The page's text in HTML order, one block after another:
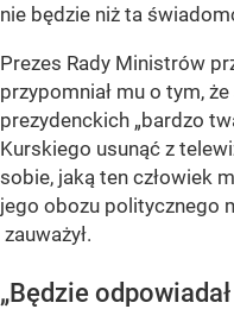
nie będzie niż ta
Prezes Rady Ministrów
przypomniał mu o tym,
prezydenckich „bardzo
Kurskiego usunąć z
sobie, jaką ten człowiek
jego obozu politycznego
zauważył.
„Będzie